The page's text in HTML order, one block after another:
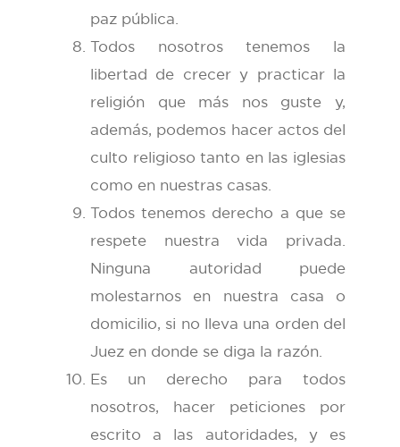
paz pública.
Todos nosotros tenemos la
libertad de crecer y practicar la
religión que más nos guste y,
además, podemos hacer actos del
culto religioso tanto en las iglesias
como en nuestras casas.
Todos tenemos derecho a que se
respete nuestra vida privada.
Ninguna autoridad puede
molestarnos en nuestra casa o
domicilio, si no lleva una orden del
Juez en donde se diga la razón.
Es un derecho para todos
nosotros, hacer peticiones por
escrito a las autoridades, y es